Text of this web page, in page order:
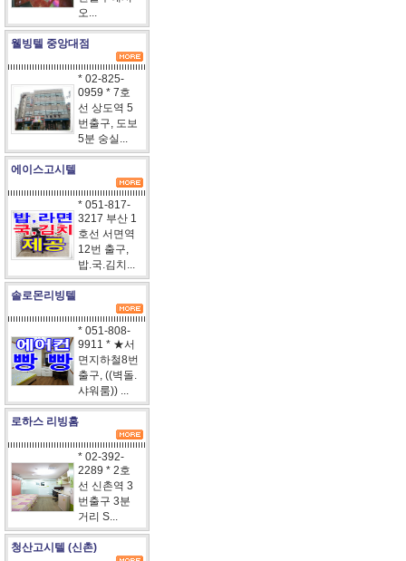
오...
웰빙텔 중앙대점
* 02-825-
0959 * 7호
선 상도역 5
번출구, 도보
5분 숭실...
에이스고시텔
* 051-817-
3217 부산 1
호선 서면역
12번 출구,
밥.국.김치...
솔로몬리빙텔
* 051-808-
9911 * ★서
면지하철8번
출구, ((벽돌.
샤워룸)) ...
로하스 리빙홈
* 02-392-
2289 * 2호
선 신촌역 3
번출구 3분
거리 S...
청산고시텔 (신촌)